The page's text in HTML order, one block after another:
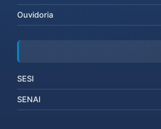
Ouvidoria
SESI
SENAI